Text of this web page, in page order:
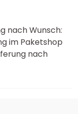
nach Wunsch:
im Paketshop
nach